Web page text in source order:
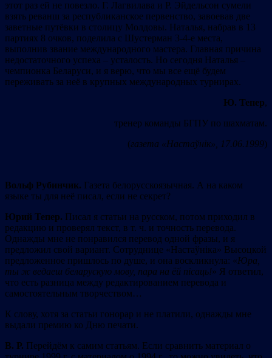
этот раз ей не повезло. Г. Лагвилава и Р. Эйдельсон сумели
взять реванш за республиканское первенство, завоевав две
заветные путёвки в столицу Молдовы. Наталья, набрав в 13
партиях 8 очков, поделила с Шустерман 3-4-е места,
выполнив звание международного мастера. Главная причина
недостаточного успеха – усталость. Но сегодня Наталья –
чемпионка Беларуси, и я верю, что мы все ещё будем
переживать за неё в крупных международных турнирах.
Ю. Тепер,
тренер команды БГПУ по шахматам.
(газета «Настаўнік» , 1 7.06.1999)
Вольф Рубинчик. Газета белорусскоязычная. А на каком
языке ты для неё писал, если не секрет?
Юрий Тепер. Писал я статьи на русском, потом приходил в
редакцию и проверял текст, в т. ч. и точность перевода.
Однажды мне не понравился перевод одной фразы, и я
предложил свой вариант. Сотруднице «Настаўніка» Высоцкой
предложенное пришлось по душе, и она воскликнула: «Юра,
ты ж ведаеш беларускую мову, пара на ёй пісаць!» Я ответил,
что есть разница между редактированием перевода и
самостоятельным творчеством…
К слову, хотя за статьи гонорар и не платили, однажды мне
выдали премию ко Дню печати.
В. Р. Перейдём к самим статьям. Если сравнить материал о